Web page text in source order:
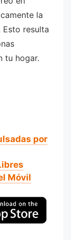
la
resulta
tu hogar.
por
Móvil